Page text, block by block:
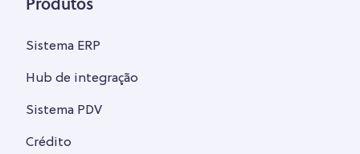
Produtos
Sistema ERP
Hub de integração
Sistema PDV
Crédito